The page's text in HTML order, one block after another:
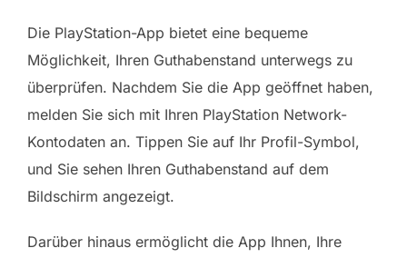
Die PlayStation-App bietet eine bequeme
Möglichkeit, Ihren Guthabenstand unterwegs zu
überprüfen. Nachdem Sie die App geöffnet haben,
melden Sie sich mit Ihren PlayStation Network-
Kontodaten an. Tippen Sie auf Ihr Profil-Symbol,
und Sie sehen Ihren Guthabenstand auf dem
Bildschirm angezeigt.
Darüber hinaus ermöglicht die App Ihnen, Ihre